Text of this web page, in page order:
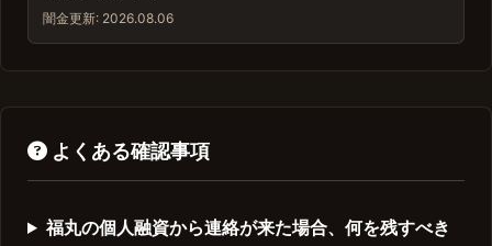
闇金更新: 2026.08.06
よくある確認事項
福丸の個人融資から連絡が来た場合、何を残すべき